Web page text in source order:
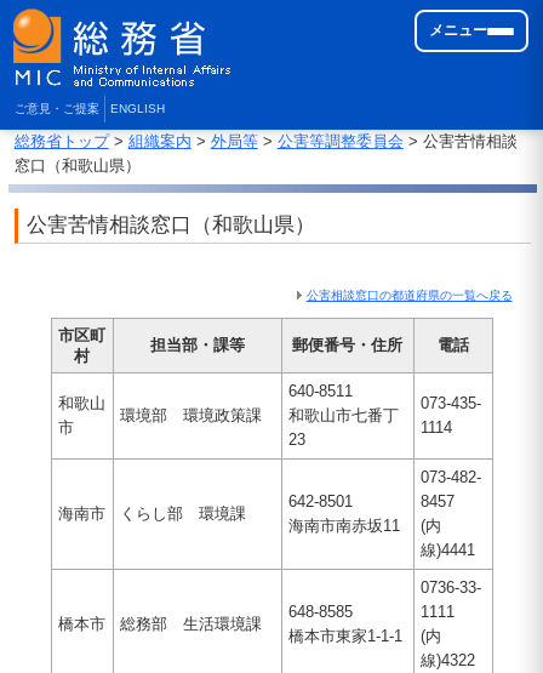
ご意見・ご提案 ENGLISH
メニュー
総務省トップ> 組織案内 > 外局等> 公害等調整委員会 > 公害苦情相談
窓口（和歌山県）
公害苦情相談窓口（和歌山県）
公害相談窓口の都道府県の一覧へ戻る
市区町
村
担当部・課等 郵便番号・住所 電話
和歌山
市
環境部 環境政策課
640-8511
和歌山市七番丁
23
073-435-
1114
海南市 くらし部 環境課
642-8501
海南市南赤坂11
073-482-
8457
(内
線)4441
橋本市 総務部 生活環境課
648-8585
橋本市東家1-1-1
0736-33-
1111
(内
線)4322